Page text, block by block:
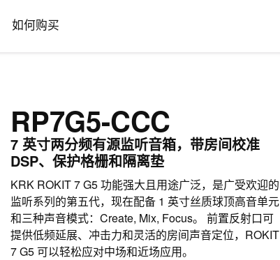
如何购买
RP7G5-CCC
7 英寸两分频有源监听音箱，带房间校准
DSP、保护格栅和隔离垫
KRK ROKIT 7 G5 功能强大且用途广泛，是广受欢迎的
监听系列的第五代，现在配备 1 英寸丝质球顶高音单元
和三种声音模式：Create, Mix, Focus。 前置反射口可
提供低频延展、冲击力和灵活的房间声音定位，ROKIT
7 G5 可以轻松应对中场和近场应用。